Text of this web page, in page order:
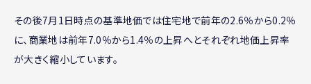
その後7月1日時点の基準地価では住宅地で前年の2.6％から0.2％
に、商業地は前年7.0％から1.4％の上昇へとそれぞれ地価上昇率
が大きく縮小しています。